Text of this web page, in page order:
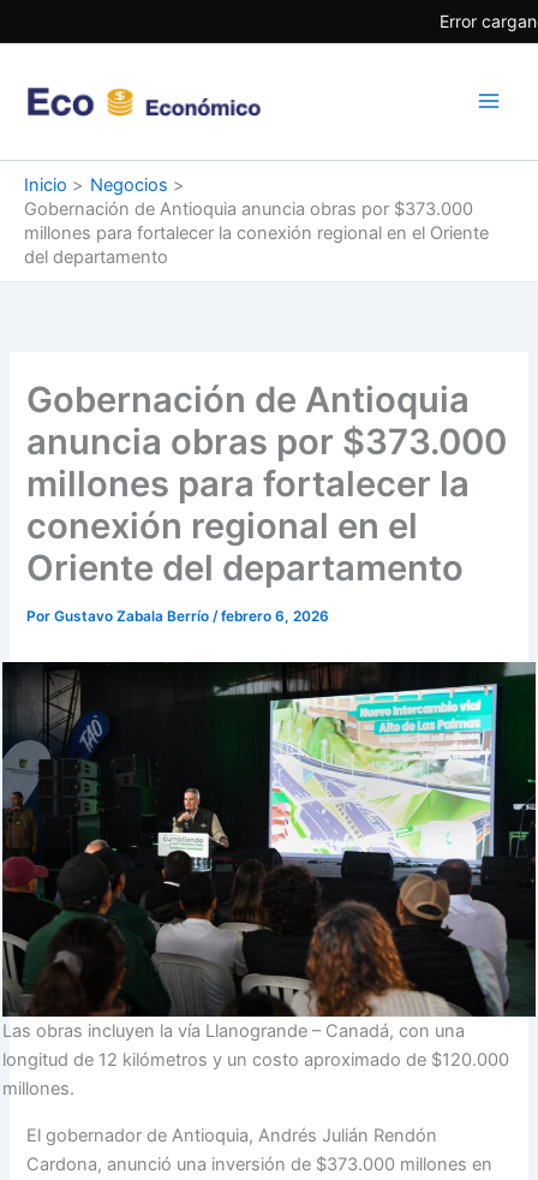
Error
al
Inicio
Negocios
Gobernación de Antioquia anuncia obras por $373.000
millones para fortalecer la conexión regional en el Oriente
del departamento
Gobernación de Antioquia
anuncia obras por $373.000
millones para fortalecer la
conexión regional en el
Oriente del departamento
PorGustavo Zabala Berrío /febrero 6, 2026
Las obras incluyen la vía Llanogrande – Canadá, con una
longitud de 12 kilómetros y un costo aproximado de $120.000
millones.
El gobernador de Antioquia, Andrés Julián Rendón
Cardona, anunció una inversión de $373.000 millones en